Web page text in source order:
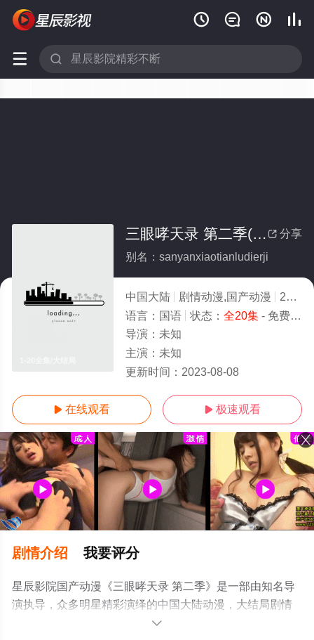
   
 
 分享
三眼哮天录 第二季(全集)
别名：sanyanxiaotianludierji
中国大陆 剧情动漫,国产动漫 2019
语言： 国语 状态： 全20集- 免费在线观看
导演： 未知
主演： 未知
更新时间： 2023-08-08
 在线观看  极速观看
剧情介绍 我要评分
星辰影院国产动漫《三眼哮天录 第二季》是一部由知名导
演执导，众多明星精彩演绎的中国大陆动漫，大结局剧情
已揭晓（1-20全集），手机免费观看高清无删减完整版动
